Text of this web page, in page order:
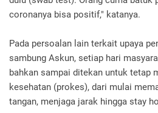
coronanya bisa positif," katanya.
Pada persoalan lain terkait upaya
sambung Askun, setiap hari
bahkan sampai ditekan untuk tetap
kesehatan (prokes), dari mulai
tangan, menjaga jarak hingga stay